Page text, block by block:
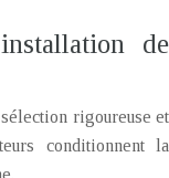
de
rigoureuse et
conditionnent la